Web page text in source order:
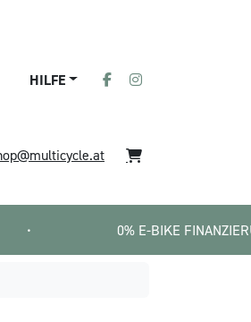
HILFE
0% E-BIKE FINANZIERUNG   |